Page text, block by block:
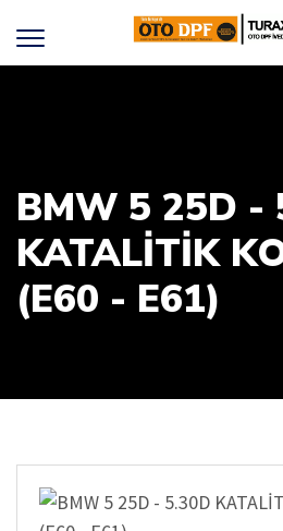
BMW 5 25D -
KATALİTİK
(E60 - E61)